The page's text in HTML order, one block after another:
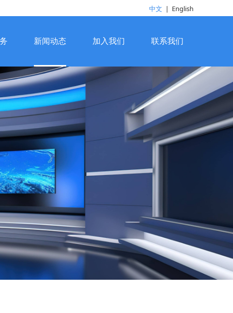
中文 | English
新闻动态 加入我们 联系我们